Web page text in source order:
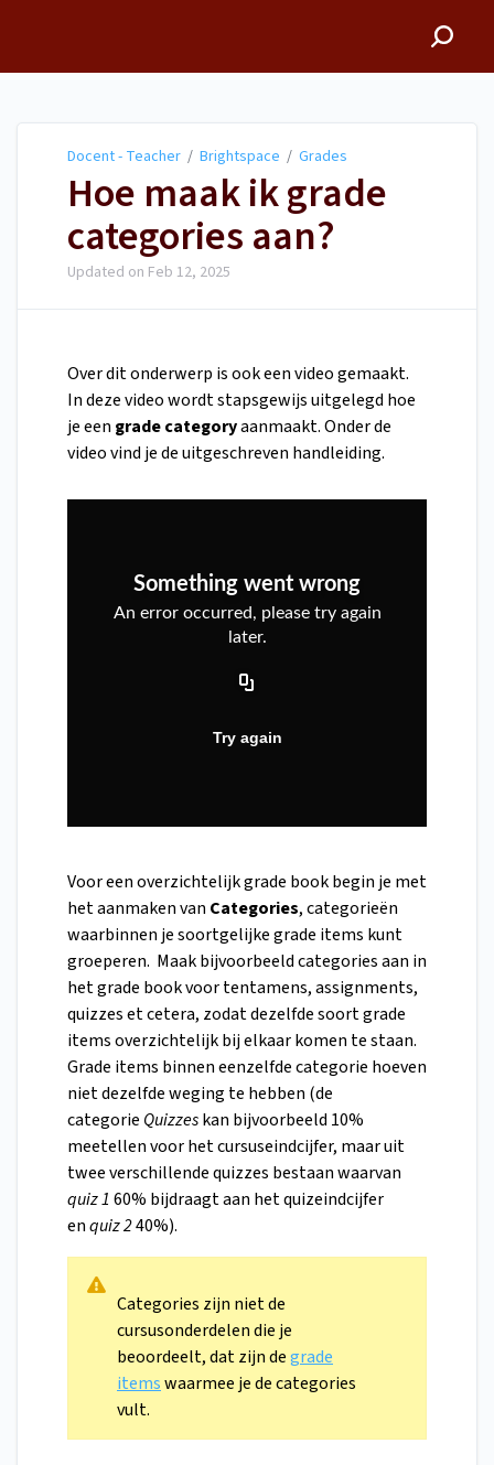
Docent - Teacher / Brightspace / Grades
Hoe maak ik grade
categories aan?
Updated on Feb 12, 2025
Over dit onderwerp is ook een video gemaakt.
In deze video wordt stapsgewijs uitgelegd hoe
je een grade categoryaanmaakt. Onder de
video vind je de uitgeschreven handleiding.
Voor een overzichtelijk grade book begin je met
het aanmaken van Categories, categorieën
waarbinnen je soortgelijke grade items kunt
groeperen. Maak bijvoorbeeld categories aan in
het grade book voor tentamens, assignments,
quizzes et cetera, zodat dezelfde soort grade
items overzichtelijk bij elkaar komen te staan.
Grade items binnen eenzelfde categorie hoeven
niet dezelfde weging te hebben (de
categorie Quizzeskan bijvoorbeeld 10%
meetellen voor het cursuseindcijfer, maar uit
twee verschillende quizzes bestaan waarvan
quiz 1 60% bijdraagt aan het quizeindcijfer
enquiz 240%).
Categories zijn niet de
cursusonderdelen die je
beoordeelt, dat zijn degrade
itemswaarmee je de categories
vult.